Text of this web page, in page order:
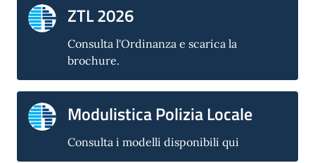
ZTL 2026
Consulta l'Ordinanza e scarica la
brochure.
Modulistica Polizia Locale
Consulta i modelli disponibili qui